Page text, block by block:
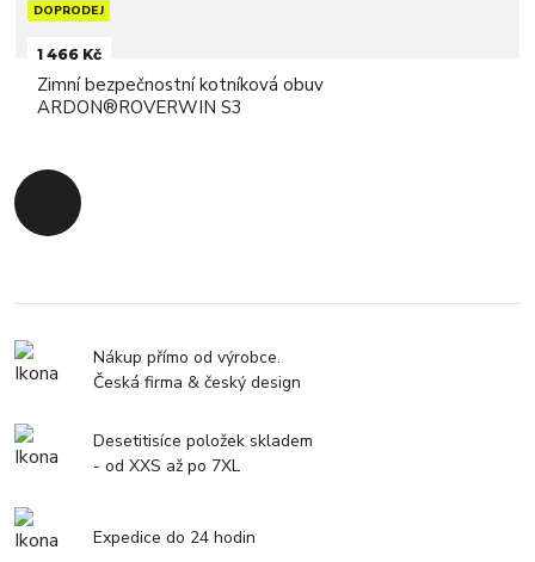
DOPRODEJ
1 466 Kč
Zimní bezpečnostní kotníková obuv
ARDON®ROVERWIN S3
Zpět na začátek
Nákup přímo od výrobce.
Česká firma & český design
Desetitisíce položek skladem
- od XXS až po 7XL
Expedice do 24 hodin